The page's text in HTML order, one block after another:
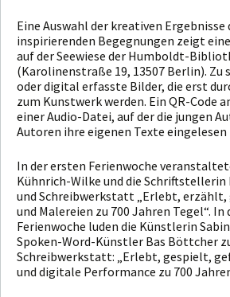
Eine Auswahl der kreativen Ergebnisse
inspirierenden Begegnungen zeigt
auf der Seewiese der Humboldt-
(Karolinenstraße 19, 13507 Berlin). Zu
oder digital erfasste Bilder, die erst
zum Kunstwerk werden. Ein QR-Code
einer Audio-Datei, auf der die jungen
Autoren ihre eigenen Texte eingelesen
In der ersten Ferienwoche
Kühnrich-Wilke und die Schriftstellerin
und Schreibwerkstatt „Erlebt,
und Malereien zu 700 Jahren Tegel“.
Ferienwoche luden die Künstlerin
Spoken-Word-Künstler Bas Böttcher
Schreibwerkstatt: „Erlebt, gespielt,
und digitale Performance zu 700